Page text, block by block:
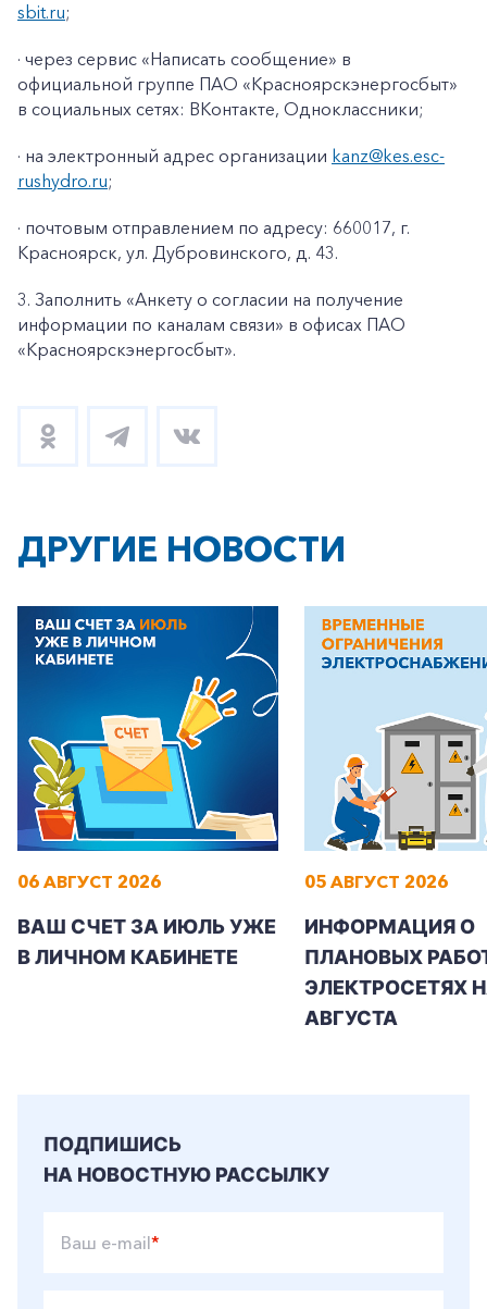
sbit.ru;
· через сервис «Написать сообщение» в
официальной группе ПАО «Красноярскэнергосбыт»
в социальных сетях: ВКонтакте, Одноклассники;
· на электронный адрес организации kanz@kes.esc-
rushydro.ru;
· почтовым отправлением по адресу: 660017, г.
Красноярск, ул. Дубровинского, д. 43.
3. Заполнить «Анкету о согласии на получение
информации по каналам связи» в офисах ПАО
«Красноярскэнергосбыт».
ДРУГИЕ НОВОСТИ
06 АВГУСТ 2026
ВАШ СЧЕТ ЗА ИЮЛЬ УЖЕ
В ЛИЧНОМ КАБИНЕТЕ
05 АВГУСТ 2026
ИНФОРМАЦИЯ О
ПЛАНОВЫХ
ЭЛЕКТРОСЕТЯХ
АВГУСТА
ПОДПИШИСЬ
НА НОВОСТНУЮ РАССЫЛКУ
Ваш e-mail*